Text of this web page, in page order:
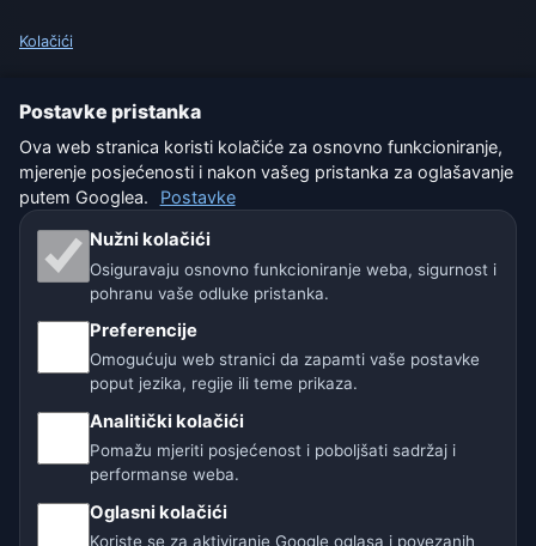
Kolačići
Isključenje odgovornosti
Pomažemo životinjama
Sitemap
🇨🇿 Češka 🇭🇷 Hrvatska 🇧🇬 Bugarska
Postavke pristanka
Ova web stranica koristi kolačiće za osnovno funkcioniranje,
mjerenje posjećenosti i nakon vašeg pristanka za oglašavanje
putem Googlea.
Postavke
Nužni kolačići
Osiguravaju osnovno funkcioniranje weba, sigurnost i
pohranu vaše odluke pristanka.
Preferencije
Omogućuju web stranici da zapamti vaše postavke
poput jezika, regije ili teme prikaza.
Analitički kolačići
Pomažu mjeriti posjećenost i poboljšati sadržaj i
performanse weba.
Oglasni kolačići
Koriste se za aktiviranje Google oglasa i povezanih